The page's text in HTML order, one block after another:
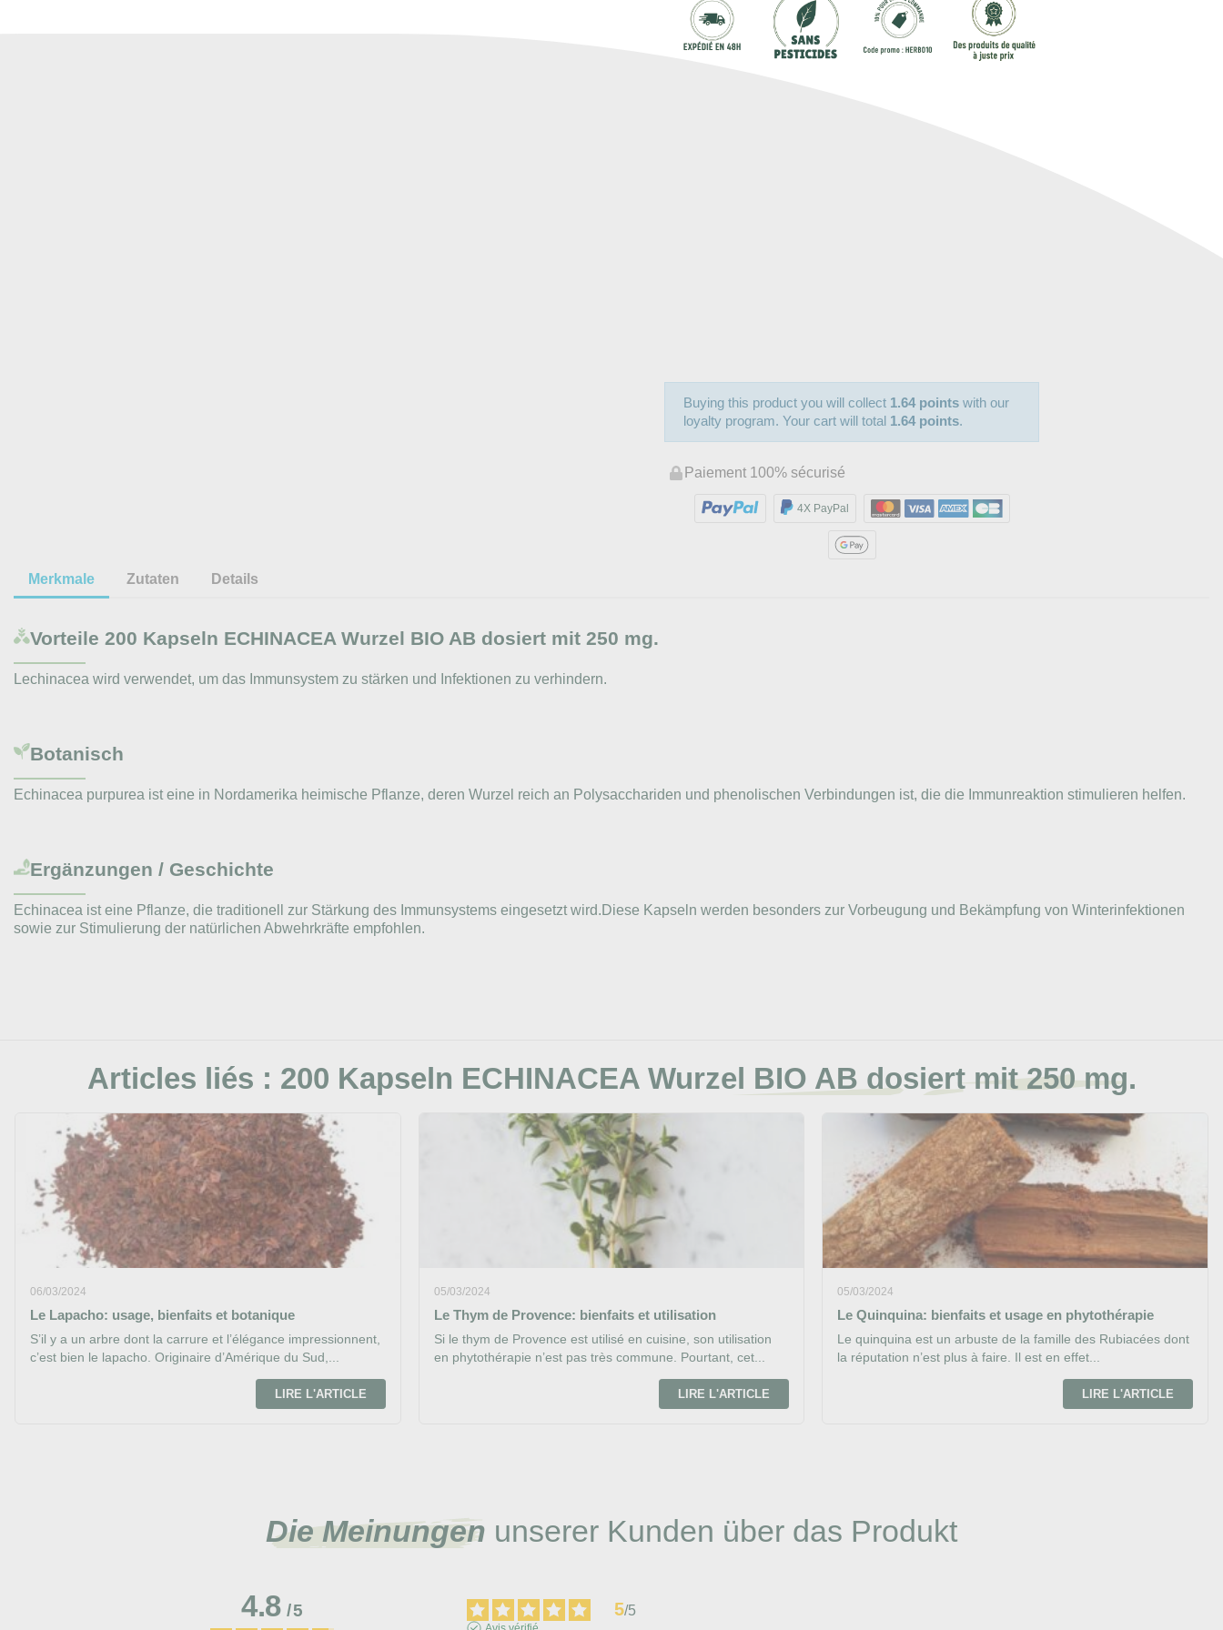
Buying this product you will collect 1.64 points with our
loyalty program. Your cart will total 1.64 points.
Paiement 100% sécurisé
4X PayPal
Merkmale Zutaten Details
Vorteile 200 Kapseln ECHINACEA Wurzel BIO AB dosiert mit 250 mg.
Lechinacea wird verwendet, um das Immunsystem zu stärken und Infektionen zu verhindern.
Botanisch
Echinacea purpurea ist eine in Nordamerika heimische Pflanze, deren Wurzel reich an Polysacchariden und phenolischen Verbindungen ist, die die Immunreaktion stimulieren helfen.
Ergänzungen / Geschichte
Echinacea ist eine Pflanze, die traditionell zur Stärkung des Immunsystems eingesetzt wird.Diese Kapseln werden besonders zur Vorbeugung und Bekämpfung von Winterinfektionen
sowie zur Stimulierung der natürlichen Abwehrkräfte empfohlen.
Articles liés : 200 Kapseln ECHINACEA Wurzel BIO AB dosiert mit 250 mg.
06/03/2024
Le Lapacho: usage, bienfaits et botanique
S’il y a un arbre dont la carrure et l’élégance impressionnent,
c’est bien le lapacho. Originaire d’Amérique du Sud,...
LIRE L'ARTICLE
05/03/2024
Le Thym de Provence: bienfaits et utilisation
Si le thym de Provence est utilisé en cuisine, son utilisation
en phytothérapie n’est pas très commune. Pourtant, cet...
LIRE L'ARTICLE
05/03/2024
Le Quinquina: bienfaits et usage en phytothérapie
Le quinquina est un arbuste de la famille des Rubiacées dont
la réputation n’est plus à faire. Il est en effet...
LIRE L'ARTICLE
Die Meinungen unserer Kunden über das Produkt
4.8/5 5/5